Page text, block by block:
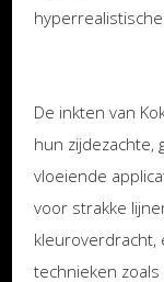
De inkten van
hun zijdezachte,
vloeiende
voor strakke
technieken